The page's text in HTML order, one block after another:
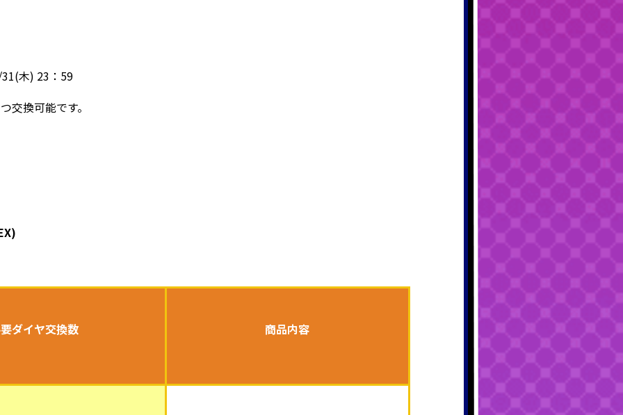
木) 23：59
交換可能です。
ダイヤ交換数 商品内容